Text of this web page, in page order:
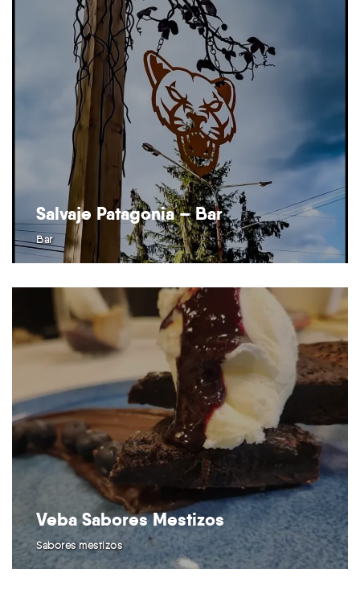
Salvaje Patagonia – Bar
Bar
Veba Sabores Mestizos
Sabores mestizos